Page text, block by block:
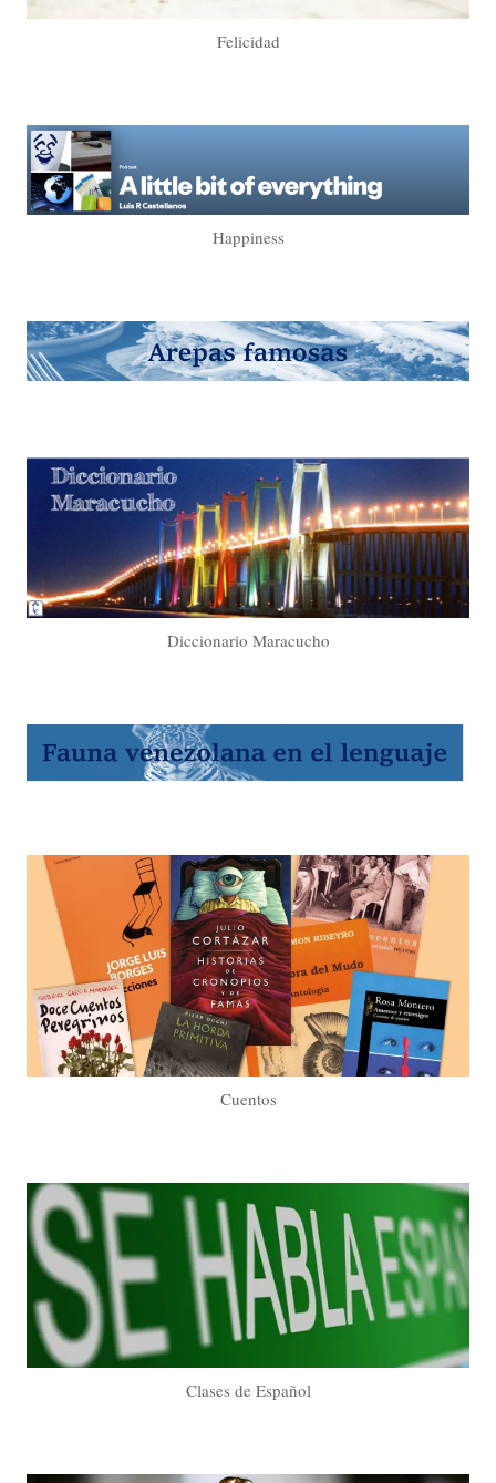
Felicidad
Happiness
Diccionario Maracucho
Cuentos
Clases de Español